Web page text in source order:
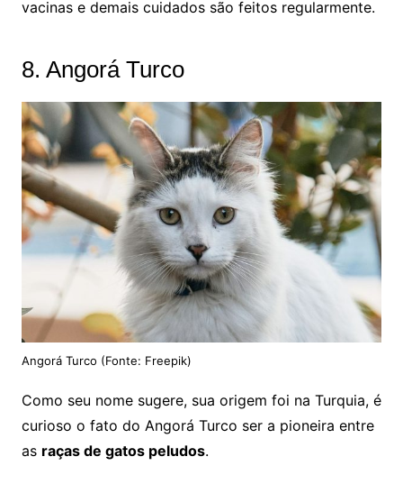
vacinas e demais cuidados são feitos regularmente.
8. Angorá Turco
Angorá Turco (Fonte: Freepik)
Como seu nome sugere, sua origem foi na Turquia, é
curioso o fato do Angorá Turco ser a pioneira entre
as raças de gatos peludos.